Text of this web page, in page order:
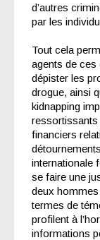
d’autres
par les
Tout cela
agents de ces
dépister les
drogue, ainsi
kidnapping
ressortissants
financiers
internationale
se faire une
deux
termes de
profilent à
informations